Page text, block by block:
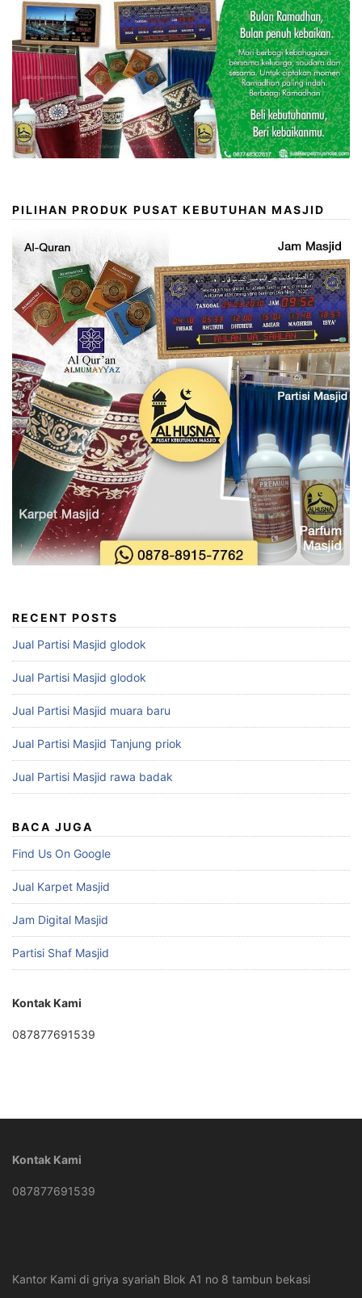
PILIHAN PRODUK PUSAT KEBUTUHAN MASJID
RECENT POSTS
Jual Partisi Masjid glodok
Jual Partisi Masjid glodok
Jual Partisi Masjid muara baru
Jual Partisi Masjid Tanjung priok
Jual Partisi Masjid rawa badak
BACA JUGA
Find Us On Google
Jual Karpet Masjid
Jam Digital Masjid
Partisi Shaf Masjid
Kontak Kami
087877691539
Kontak Kami
087877691539
Kantor Kami di griya syariah Blok A1 no 8 tambun bekasi